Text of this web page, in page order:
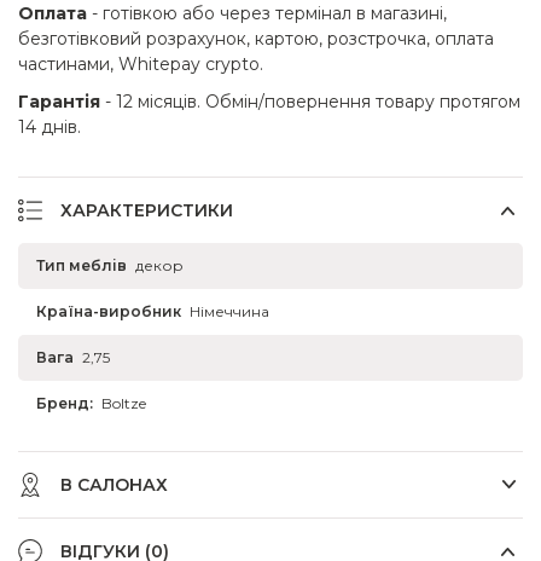
Оплата - готівкою або через термінал в магазині,
безготівковий розрахунок, картою, розстрочка, оплата
частинами, Whitepay crypto.
Гарантія - 12 місяців. Обмін/повернення товару протягом
14 днів.
ХАРАКТЕРИСТИКИ
Тип меблів декор
Країна-виробник Німеччина
Вага 2,75
Бренд: Boltze
В САЛОНАХ
ВІДГУКИ (0)